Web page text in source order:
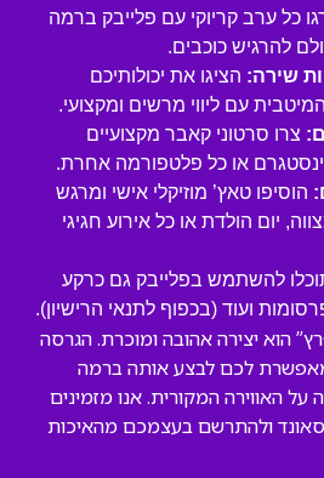
כל ערב קריוקי עם פלייבק ברמה
להרגיש כוכבים.
שירה: הציגו את יכולותיכם
עם ליווי מרשים ומקצועי.
צרו סרטוני קאבר מקצועיים
אינסטגרם או כל פלטפורמה אחרת.
הוסיפו טאץ’ מוזיקלי אישי ומרגש
יום הולדת או כל אירוע חגיגי
להשתמש בפלייבק גם כרקע
ועוד (בכפוף לתנאי הרישיון).
הוא יצירה אהובה ומוכרת. הגרסה
לכם לבצע אותה ברמה
על האווירה המקורית. אנו מזמינים
ולהתרשם בעצמכם מהאיכות